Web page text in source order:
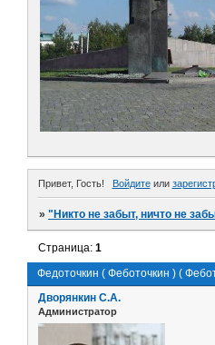
Привет, Гость! Войдитеили
»"Никто не забыт, ничто не
Федоточкин ( Феботочкин ) (
Страница:1
Дворянкин С.А.
Администратор